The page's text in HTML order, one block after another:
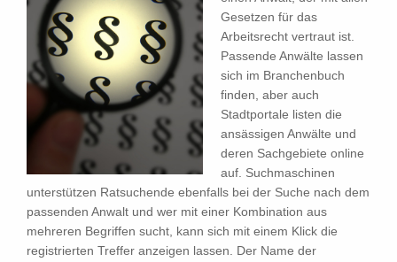
Gesetzen für das
Arbeitsrecht vertraut ist.
Passende Anwälte lassen
sich im Branchenbuch
finden, aber auch
Stadtportale listen die
ansässigen Anwälte und
deren Sachgebiete online
auf. Suchmaschinen
unterstützen Ratsuchende ebenfalls bei der Suche nach dem
passenden Anwalt und wer mit einer Kombination aus
mehreren Begriffen sucht, kann sich mit einem Klick die
registrierten Treffer anzeigen lassen. Der Name der